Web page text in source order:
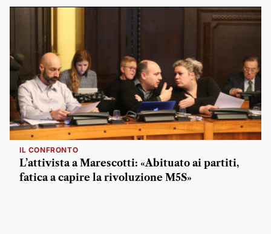
IL CONFRONTO
L’attivista a Marescotti: «Abituato ai partiti,
fatica a capire la rivoluzione M5S»